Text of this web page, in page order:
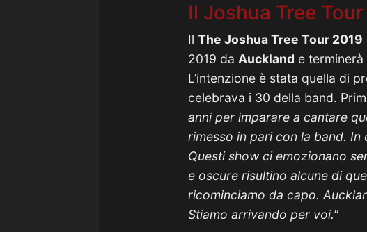
Il Joshua Tree Tour
Il The Joshua Tree Tour 2019
2019 da Auckland e
L’intenzione è stata quella di
celebrava i 30 della band.
anni per imparare a cantare
rimesso in pari con la band. In
Questi show ci emozionano
e oscure risultino alcune di
ricominciamo da capo.
Stiamo arrivando per voi.”